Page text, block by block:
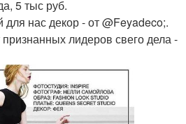
5 тыс руб.
нас декор - от @Feyadeco;.
лидеров свего дела -